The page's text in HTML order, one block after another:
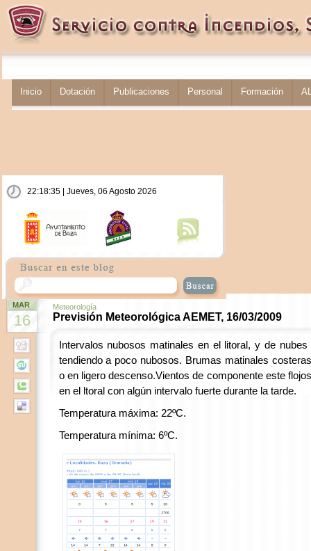
Inicio Dotación Publicaciones Personal Formación
22:18:36 | Jueves, 06 Agosto 2026
MAR
16
Meteorología
Previsión Meteorológica AEMET, 16/03/2009
Intervalos nubosos matinales en el litoral, y de
tendiendo a poco nubosos. Brumas matinales
o en ligero descenso.Vientos de componente este
en el ltoral con algún intervalo fuerte durante la tarde.
Temperatura máxima: 22ºC.
Temperatura mínima: 6ºC.